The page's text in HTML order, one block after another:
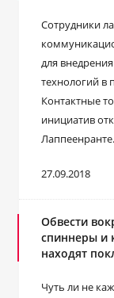
Сотрудники
для
технологий в
Контактные
инициатив
Лаппеенранте.
27.09.2018
Обвести
спиннеры и
находят
Чуть ли не